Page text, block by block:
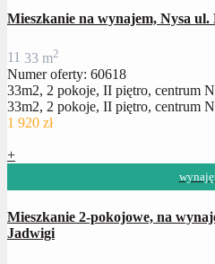
Mieszkanie na wynajem, Nysa
11 33 m2
Numer oferty: 60618
33m2, 2 pokoje, II piętro, centrum
33m2, 2 pokoje, II piętro, centrum
1 920 zł
+
Mieszkanie 2-pokojowe, na
Jadwigi